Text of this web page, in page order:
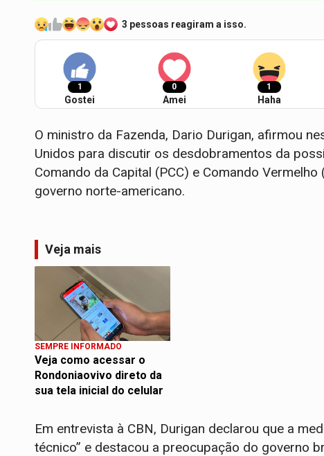
3 pessoas reagiram a isso.
1
Gostei
0
Amei
1
Haha
O ministro da Fazenda, Dario Durigan, afirmou
Unidos para discutir os desdobramentos da
Comando da Capital (PCC) e Comando
governo norte-americano.
Veja mais
SEMPRE INFORMADO
Veja como acessar o
Rondoniaovivo direto da
sua tela inicial do celular
Em entrevista à CBN, Durigan declarou que a
técnico” e destacou a preocupação do governo